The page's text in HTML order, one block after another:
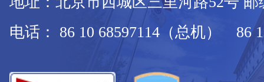
电话： 86 10 68597114（总机） 86